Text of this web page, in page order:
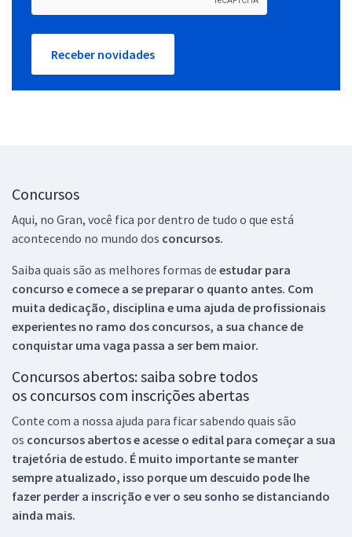
Receber novidades
Concursos
Aqui, no Gran, você fica por dentro de tudo o que está
acontecendo no mundo dos concursos.
Saiba quais são as melhores formas de estudar para
concurso e comece a se preparar o quanto antes. Com
muita dedicação, disciplina e uma ajuda de profissionais
experientes no ramo dos concursos, a sua chance de
conquistar uma vaga passa a ser bem maior.
Concursos abertos: saiba sobre todos
os concursos com inscrições abertas
Conte com a nossa ajuda para ficar sabendo quais são
os concursos abertos e acesse o edital para começar a sua
trajetória de estudo. É muito importante se manter
sempre atualizado, isso porque um descuido pode lhe
fazer perder a inscrição e ver o seu sonho se distanciando
ainda mais.